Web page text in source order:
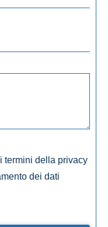
termini della privacy
dei dati